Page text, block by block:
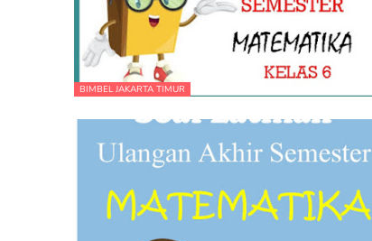
BIMBEL JAKARTA TIMUR